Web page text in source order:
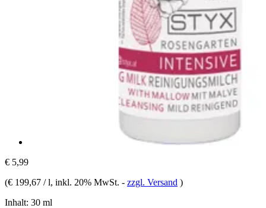
€ 5,99
(€ 199,67 / l, inkl. 20% MwSt. - zzgl. Versand )
Inhalt: 30 ml